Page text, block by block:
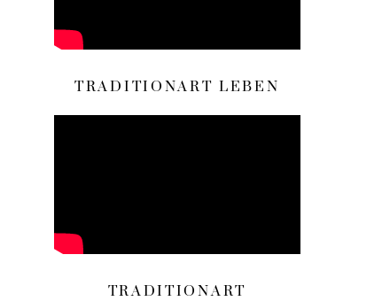
TRADITIONART LEBEN
TRADITIONART